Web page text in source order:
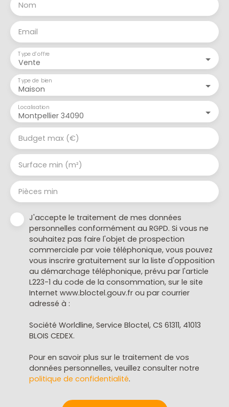
Nom
Email
Vente
Type d'offre
Maison
Type de bien
Montpellier 34090
Localisation
Budget max (€)
Surface min (m²)
Pièces min
J'accepte le traitement de mes données
personnelles conformément au RGPD. Si vous ne
souhaitez pas faire l'objet de prospection
commerciale par voie téléphonique, vous pouvez
vous inscrire gratuitement sur la liste d'opposition
au démarchage téléphonique, prévu par l'article
L223-1 du code de la consommation, sur le site
Internet www.bloctel.gouv.fr ou par courrier
adressé à :
Société Worldline, Service Bloctel, CS 61311, 41013
BLOIS CEDEX.
Pour en savoir plus sur le traitement de vos
données personnelles, veuillez consulter notre
politique de confidentialité.